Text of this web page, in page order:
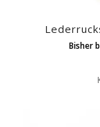
Bisher